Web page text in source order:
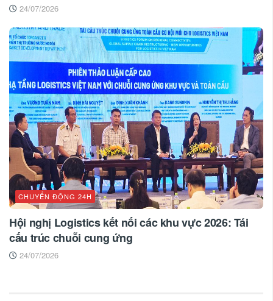
24/07/2026
CHUYỂN ĐỘNG 24H
Hội nghị Logistics kết nối các khu vực 2026: Tái
cấu trúc chuỗi cung ứng
24/07/2026